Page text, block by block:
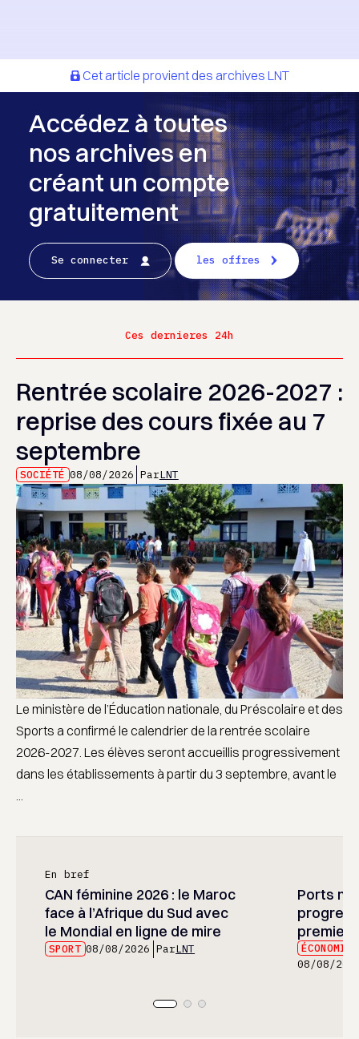
Cet article provient des archives LNT
Accédez à toutes
nos archives en
créant un compte
gratuitement
Se connecter les offres
Ces dernieres 24h
Rentrée scolaire 2026-2027 :
reprise des cours fixée au 7
septembre
SOCIÉTÉ 08/08/2026 ParLNT
Le ministère de l’Éducation nationale, du Préscolaire et des
Sports a confirmé le calendrier de la rentrée scolaire
2026-2027. Les élèves seront accueillis progressivement
dans les établissements à partir du 3 septembre, avant le
...
En bref
CAN féminine 2026 : le Maroc
face à l’Afrique du Sud avec
le Mondial en ligne de mire
SPORT 08/08/2026 ParLNT
Ports
premier
08/08/